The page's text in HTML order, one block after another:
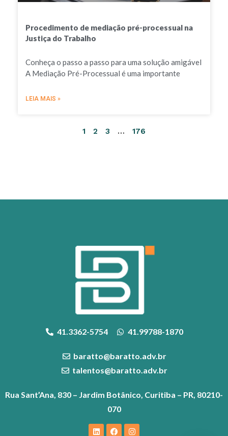
Procedimento de mediação pré-processual na
Justiça do Trabalho
Conheça o passo a passo para uma solução amigável
A Mediação Pré-Processual é uma importante
LEIA MAIS »
1 2 3 … 176
41.3362-5754 41.99788-1870
baratto@baratto.adv.br
talentos@baratto.adv.br
Rua Sant’Ana, 830 – Jardim Botânico, Curitiba – PR, 80210-
070